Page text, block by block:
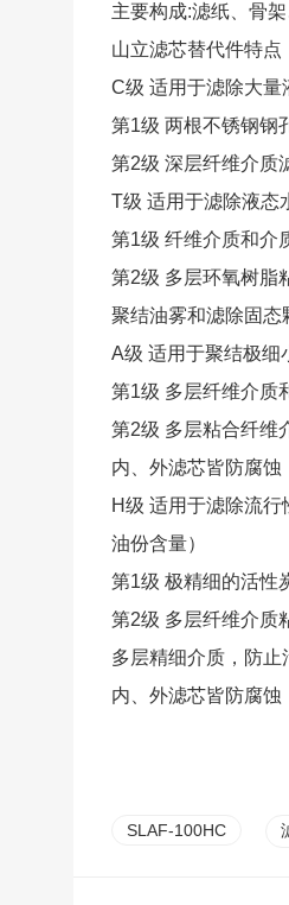
主要构成:滤纸、骨
山立滤芯替代件特点
C级 适用于滤除大量
第1级 两根不锈钢钢
第2级 深层纤维介质
T级 适用于滤除液态
第1级 纤维介质和介
第2级 多层环氧树脂
聚结油雾和滤除固态
A级 适用于聚结极细
第1级 多层纤维介质
第2级 多层粘合纤维
内、外滤芯皆防腐
H级 适用于滤除流
油份含量）
第1级 极精细的活性
第2级 多层纤维介质
多层精细介质，防止
内、外滤芯皆防腐
SLAF-100HC